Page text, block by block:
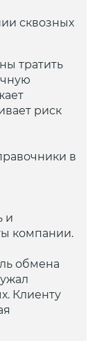
сквозных
тратить
риск
в
и
компании.
обмена
Клиенту